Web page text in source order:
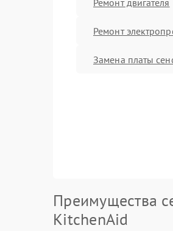
Ремонт
Замена платы
Преимущества
KitchenAid